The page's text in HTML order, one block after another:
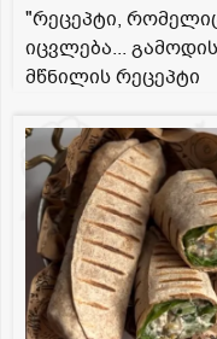
"რეცეპტი,
იცვლება...
მწნილის რეცეპტი